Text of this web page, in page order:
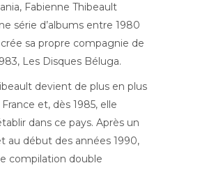
Fabienne Thibeault
série d’albums entre 1980
sa propre compagnie de
Les Disques Béluga.
devient de plus en plus
et, dès 1985, elle
dans ce pays. Après un
au début des années 1990,
compilation double